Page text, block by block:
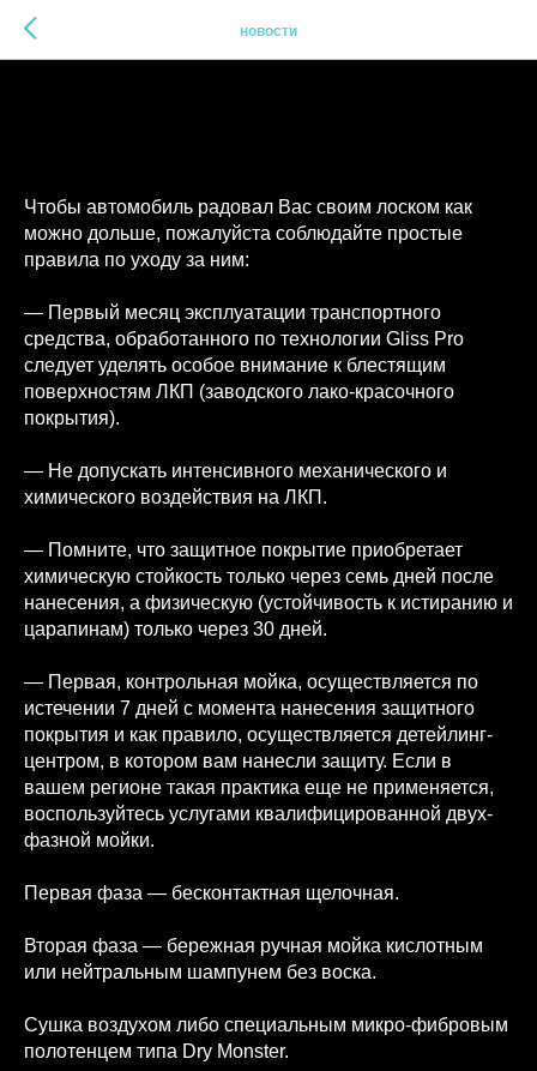
новости
Чтобы автомобиль радовал Вас своим лоском как
можно дольше, пожалуйста соблюдайте простые
правила по уходу за ним:
— Первый месяц эксплуатации транспортного
средства, обработанного по технологии Gliss Pro
следует уделять особое внимание к блестящим
поверхностям ЛКП (заводского лако-красочного
покрытия).
— Не допускать интенсивного механического и
химического воздействия на ЛКП.
— Помните, что защитное покрытие приобретает
химическую стойкость только через семь дней после
нанесения, а физическую (устойчивость к истиранию и
царапинам) только через 30 дней.
— Первая, контрольная мойка, осуществляется по
истечении 7 дней с момента нанесения защитного
покрытия и как правило, осуществляется детейлинг-
центром, в котором вам нанесли защиту. Если в
вашем регионе такая практика еще не применяется,
воспользуйтесь услугами квалифицированной двух-
фазной мойки.
Первая фаза — бесконтактная щелочная.
Вторая фаза — бережная ручная мойка кислотным
или нейтральным шампунем без воска.
Сушка воздухом либо специальным микро-фибровым
полотенцем типа Dry Monster.